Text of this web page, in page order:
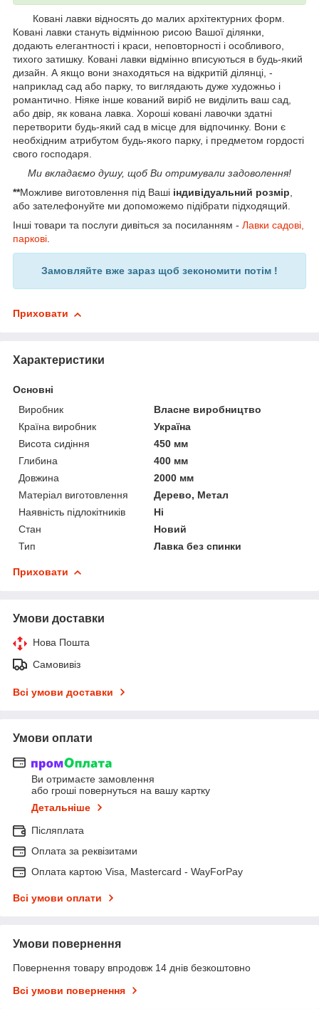
Ковані лавки відносять до малих архітектурних форм.
Ковані лавки стануть відмінною рисою Вашої ділянки,
додають елегантності і краси, неповторності і особливого,
тихого затишку. Ковані лавки відмінно вписуються в будь-який
дизайн. А якщо вони знаходяться на відкритій ділянці, -
наприклад сад або парку, то виглядають дуже художньо і
романтично. Ніяке інше кований виріб не виділить ваш сад,
або двір, як кована лавка. Хороші ковані лавочки здатні
перетворити будь-який сад в місце для відпочинку. Вони є
необхідним атрибутом будь-якого парку, і предметом гордості
свого господаря.
Ми вкладаємо душу, щоб Ви отримували задоволення!
**Можливе виготовлення під Ваші індивідуальний розмір,
або зателефонуйте ми допоможемо підібрати підходящий.
Інші товари та послуги дивіться за посиланням - Лавки садові,
паркові.
Замовляйте вже зараз щоб зекономити потім !
Приховати
Характеристики
Основні
Виробник
Власне виробництво
Країна виробник
Україна
Висота сидіння
450 мм
Глибина
400 мм
Довжина
2000 мм
Матеріал виготовлення
Дерево, Метал
Наявність підлокітників
Ні
Стан
Новий
Тип
Лавка без спинки
Приховати
Умови доставки
Нова Пошта
Самовивіз
Всі умови доставки
Умови оплати
Ви отримаєте замовлення
або гроші повернуться на вашу картку
Детальніше
Післяплата
Оплата за реквізитами
Оплата картою Visa, Mastercard - WayForPay
Всі умови оплати
Умови повернення
Повернення товару впродовж 14 днів безкоштовно
Всі умови повернення